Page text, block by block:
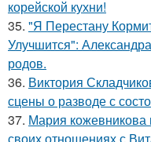
корейской кухни!
35. "Я Перестану
Улучшится":
родов.
36. Виктория
сцены о разводе с
37. Мария